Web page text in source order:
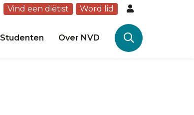
Vind een diëtist Word lid
Studenten Over NVD